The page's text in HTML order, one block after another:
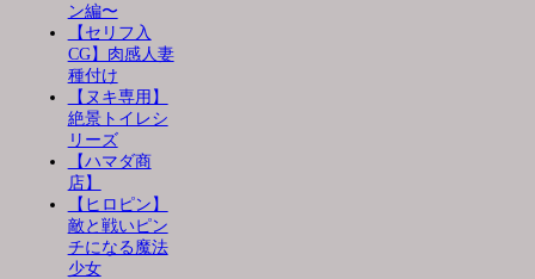
ン編〜
【セリフ入
CG】肉感人妻
種付け
【ヌキ専用】
絶景トイレシ
リーズ
【ハマダ商
店】
【ヒロピン】
敵と戦いピン
チになる魔法
少女